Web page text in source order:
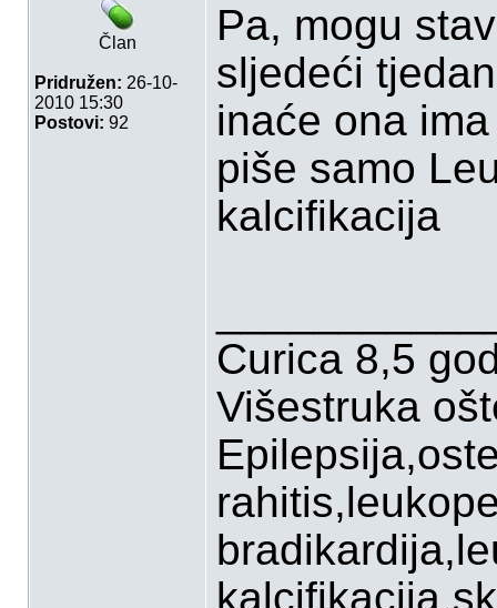
Član
Pridružen: 26-10-
2010 15:30
Postovi: 92
Pa, mogu
sljedeći
inaće ona
piše samo
kalcifikacija
Curica 8,5
Višestruka